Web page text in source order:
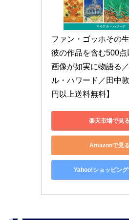
ファン・ゴッホその
彼の作品を含む500点
画像が如実に物語る
ル・ハワード／田中
円以上送料無料】
楽天市場で見る
Amazonで見る
Yahoo!ショッピング